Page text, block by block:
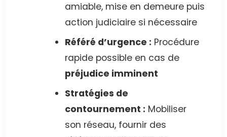
amiable, mise en demeure puis
action judiciaire si nécessaire
Référé d’urgence : Procédure
rapide possible en cas de
préjudice imminent
Stratégies de
contournement : Mobiliser
son réseau, fournir des